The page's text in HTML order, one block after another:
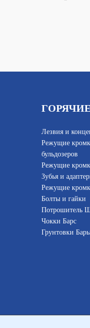
Лезвия и
Режущие
бульдозеров
Режущие
Зубья и
Режущие
Болты и гайки
Потрошитель
Чокки Барс
Грунтовки